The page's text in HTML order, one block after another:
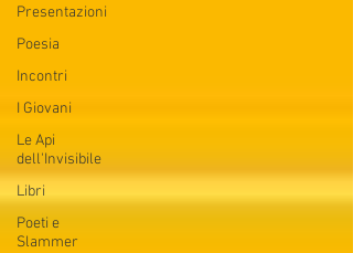
Presentazioni
Poesia
Incontri
I Giovani
Le Api
dell'Invisibile
Libri
Poeti e
Slammer